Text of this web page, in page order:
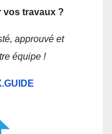
vos travaux ?
approuvé et
équipe !